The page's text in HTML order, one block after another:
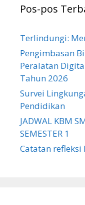
Pos-pos
Terlindungi:
Pengimbasan
Peralatan
Tahun 2026
Survei
Pendidikan
JADWAL KBM
SEMESTER 1
Catatan refleksi